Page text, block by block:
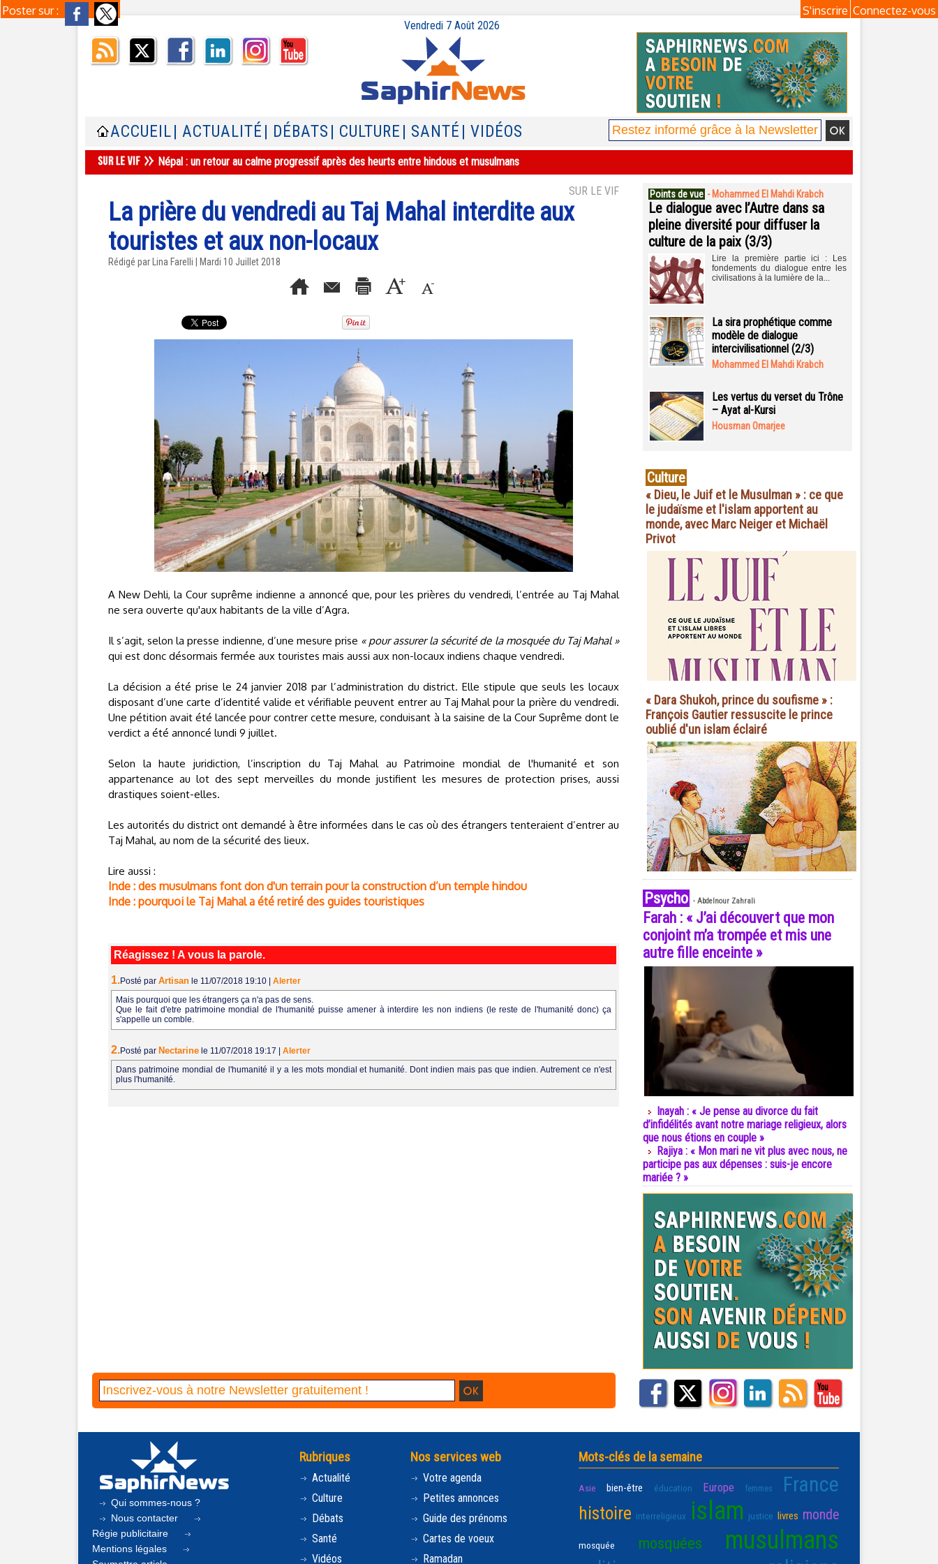
Poster sur : Connectez-vous
S'inscrire
Vendredi 7 Août 2026
ACCUEIL | ACTUALITÉ | DÉBATS | CULTURE | SANTÉ | VIDÉOS
Népal : un retour au calme progressif après des heurts entre hindous et musulmans
SUR LE VIF
La prière du vendredi au Taj Mahal interdite aux
touristes et aux non-locaux
Rédigé par Lina Farelli | Mardi 10 Juillet 2018
A New Dehli, la Cour suprême indienne a annoncé que, pour les prières du vendredi, l’entrée au Taj Mahal
ne sera ouverte qu'aux habitants de la ville d’Agra.
Il s’agit, selon la presse indienne, d’une mesure prise « pour assurer la sécurité de la mosquée du Taj Mahal »
qui est donc désormais fermée aux touristes mais aussi aux non-locaux indiens chaque vendredi.
La décision a été prise le 24 janvier 2018 par l’administration du district. Elle stipule que seuls les locaux
disposant d’une carte d’identité valide et vérifiable peuvent entrer au Taj Mahal pour la prière du vendredi.
Une pétition avait été lancée pour contrer cette mesure, conduisant à la saisine de la Cour Suprême dont le
verdict a été annoncé lundi 9 juillet.
Selon la haute juridiction, l’inscription du Taj Mahal au Patrimoine mondial de l'humanité et son
appartenance au lot des sept merveilles du monde justifient les mesures de protection prises, aussi
drastiques soient-elles.
Les autorités du district ont demandé à être informées dans le cas où des étrangers tenteraient d’entrer au
Taj Mahal, au nom de la sécurité des lieux.
Lire aussi :
Inde : des musulmans font don d'un terrain pour la construction d’un temple hindou
Inde : pourquoi le Taj Mahal a été retiré des guides touristiques
Réagissez ! A vous la parole.
1.Posté par Artisan le 11/07/2018 19:10
Alerter
Mais pourquoi que les étrangers ça n'a pas de sens.
Que le fait d'etre patrimoine mondial de l'humanité puisse amener à interdire les non indiens (le reste de l'humanité donc) ça
s'appelle un comble.
2.Posté par Nectarine le 11/07/2018 19:17
Alerter
Dans patrimoine mondial de l'humanité il y a les mots mondial et humanité. Dont indien mais pas que indien. Autrement ce n'est
plus l'humanité.
Points de vue - Mohammed El Mahdi Krabch
Le dialogue avec l’Autre dans sa
pleine diversité pour diffuser la
culture de la paix (3/3)
Lire la première partie ici : Les
fondements du dialogue entre les
civilisations à la lumière de la...
La sira prophétique comme
modèle de dialogue
intercivilisationnel (2/3)
Mohammed El Mahdi Krabch
Les vertus du verset du Trône
– Ayat al-Kursi
Housman Omarjee
Culture
« Dieu, le Juif et le Musulman » : ce que
le judaïsme et l'islam apportent au
monde, avec Marc Neiger et Michaël
Privot
« Dara Shukoh, prince du soufisme » :
François Gautier ressuscite le prince
oublié d'un islam éclairé
Psycho - Abdelnour Zahrali
Farah : « J’ai découvert que mon
conjoint m’a trompée et mis une
autre fille enceinte »
Inayah : « Je pense au divorce du fait
d’infidélités avant notre mariage religieux, alors
que nous étions en couple »
Rajiya : « Mon mari ne vit plus avec nous, ne
participe pas aux dépenses : suis-je encore
mariée ? »
Qui sommes-nous ?
Nous contacter
Régie publicitaire
Mentions légales
Rubriques
Actualité
Culture
Débats
Santé
Vidéos
Nos services web
Votre agenda
Petites annonces
Guide des prénoms
Cartes de voeux
Ramadan
Mots-clés de la semaine
Asie bien-être éducation Europe femmes France
histoire interreligieux islam justice livres monde
mosquée mosquées musulmans